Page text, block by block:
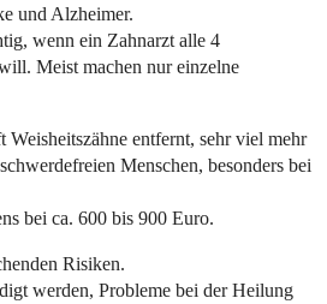
und Alzheimer.
wenn ein Zahnarzt alle 4
Meist machen nur einzelne
Weisheitszähne entfernt, sehr viel mehr
Menschen, besonders bei
bei ca. 600 bis 900 Euro.
Risiken.
werden, Probleme bei der Heilung